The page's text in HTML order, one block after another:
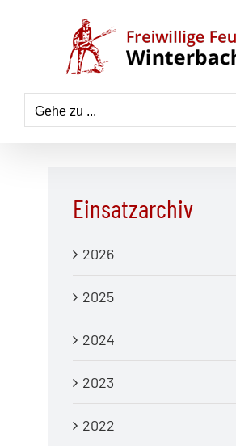
Gehe zu ...
Einsatzarchiv
2026
2025
2024
2023
2022